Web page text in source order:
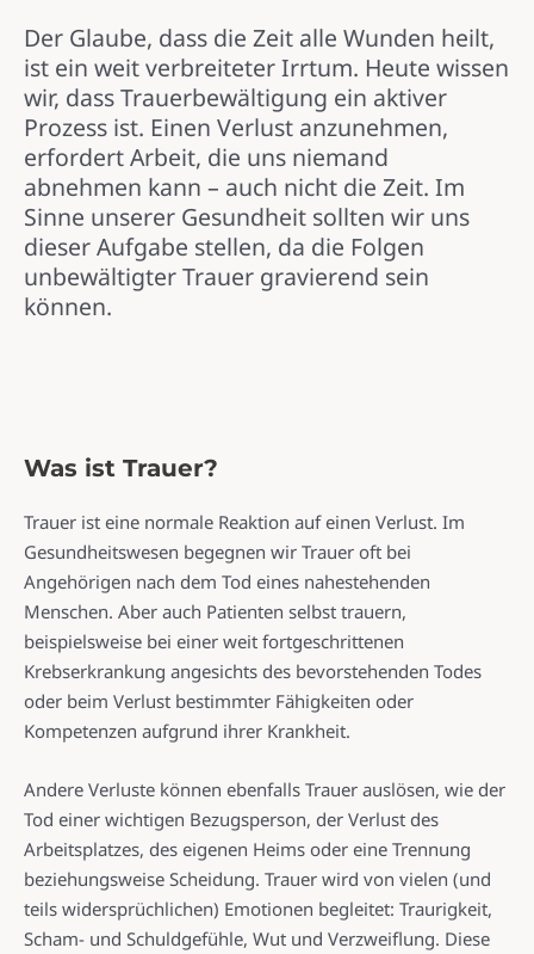
Der Glaube, dass die Zeit alle Wunden heilt,
ist ein weit verbreiteter Irrtum. Heute wissen
wir, dass Trauerbewältigung ein aktiver
Prozess ist. Einen Verlust anzunehmen,
erfordert Arbeit, die uns niemand
abnehmen kann – auch nicht die Zeit. Im
Sinne unserer Gesundheit sollten wir uns
dieser Aufgabe stellen, da die Folgen
unbewältigter Trauer gravierend sein
können.
Was ist Trauer?
Trauer ist eine normale Reaktion auf einen Verlust. Im
Gesundheitswesen begegnen wir Trauer oft bei
Angehörigen nach dem Tod eines nahestehenden
Menschen. Aber auch Patienten selbst trauern,
beispielsweise bei einer weit fortgeschrittenen
Krebserkrankung angesichts des bevorstehenden Todes
oder beim Verlust bestimmter Fähigkeiten oder
Kompetenzen aufgrund ihrer Krankheit.
Andere Verluste können ebenfalls Trauer auslösen, wie der
Tod einer wichtigen Bezugsperson, der Verlust des
Arbeitsplatzes, des eigenen Heims oder eine Trennung
beziehungsweise Scheidung. Trauer wird von vielen (und
teils widersprüchlichen) Emotionen begleitet: Traurigkeit,
Scham- und Schuldgefühle, Wut und Verzweiflung. Diese